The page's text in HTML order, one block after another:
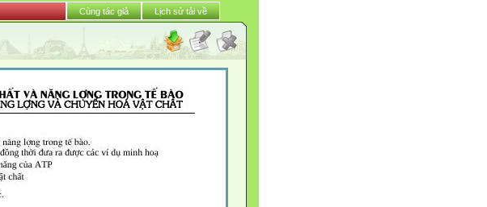
Cùng tác giả Lịch sử tải về